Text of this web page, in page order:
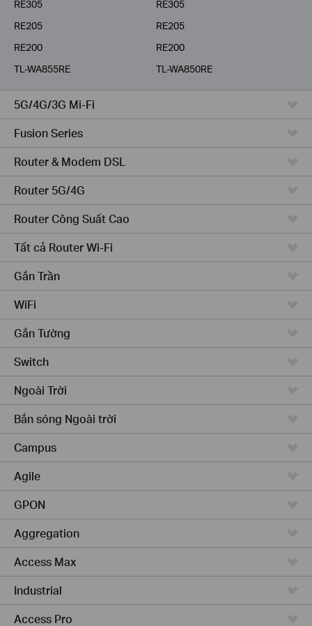
RE305
RE305
RE205
RE205
RE200
RE200
TL-WA855RE
TL-WA850RE
5G/4G/3G Mi-Fi
Fusion Series
Router & Modem DSL
Router 5G/4G
Router Công Suất Cao
Tất cả Router Wi-Fi
Gắn Trần
WiFi
Gắn Tường
Switch
Ngoài Trời
Bắn sóng Ngoài trời
Campus
Agile
GPON
Aggregation
Access Max
Industrial
Access Pro